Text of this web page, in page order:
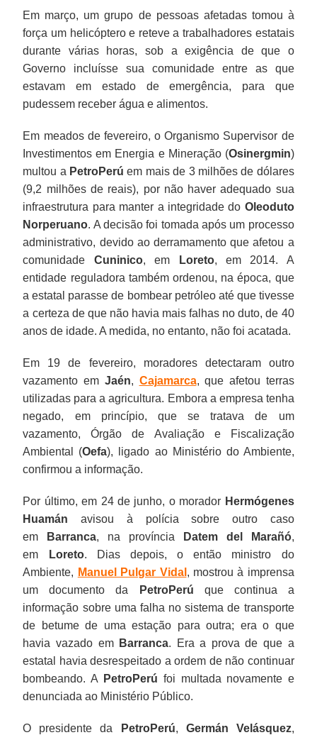
Em março, um grupo de pessoas afetadas tomou à
força um helicóptero e reteve a trabalhadores estatais
durante várias horas, sob a exigência de que o
Governo incluísse sua comunidade entre as que
estavam em estado de emergência, para que
pudessem receber água e alimentos.
Em meados de fevereiro, o Organismo Supervisor de
Investimentos em Energia e Mineração (Osinergmin)
multou a PetroPerú em mais de 3 milhões de dólares
(9,2 milhões de reais), por não haver adequado sua
infraestrutura para manter a integridade do Oleoduto
Norperuano. A decisão foi tomada após um processo
administrativo, devido ao derramamento que afetou a
comunidade Cuninico, em Loreto, em 2014. A
entidade reguladora também ordenou, na época, que
a estatal parasse de bombear petróleo até que tivesse
a certeza de que não havia mais falhas no duto, de 40
anos de idade. A medida, no entanto, não foi acatada.
Em 19 de fevereiro, moradores detectaram outro
vazamento em Jaén, Cajamarca, que afetou terras
utilizadas para a agricultura. Embora a empresa tenha
negado, em princípio, que se tratava de um
vazamento, Órgão de Avaliação e Fiscalização
Ambiental (Oefa), ligado ao Ministério do Ambiente,
confirmou a informação.
Por último, em 24 de junho, o morador Hermógenes
Huamán avisou à polícia sobre outro caso
em
Barranca, na província Datem del Marañó,
em
Loreto. Dias depois, o então ministro do
Ambiente, Manuel Pulgar Vidal , mostrou à imprensa
um documento da
PetroPerú que continua a
informação sobre uma falha no sistema de transporte
de betume de uma estação para outra; era o que
havia vazado em Barranca. Era a prova de que a
estatal havia desrespeitado a ordem de não continuar
bombeando. A
PetroPerú foi multada novamente e
denunciada ao Ministério Público.
O presidente da PetroPerú, Germán Velásquez,